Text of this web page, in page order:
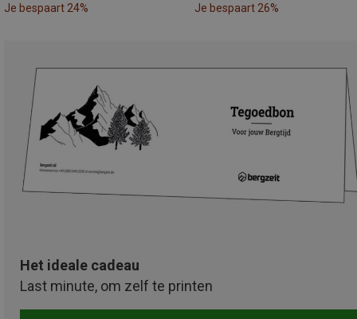
Je bespaart 24% Je bespaart 26%
Het ideale cadeau
Last minute, om zelf te printen